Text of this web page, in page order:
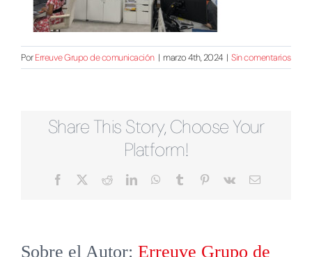
PorErreuve Grupo de comunicación | marzo 4th, 2024 | Sin comentarios
Share This Story, Choose Your
Platform!
Facebook RedditLinkedInWhatsApp
Tumblr PinterestVk
Correo
Sobre el Autor: Erreuve Grupo de